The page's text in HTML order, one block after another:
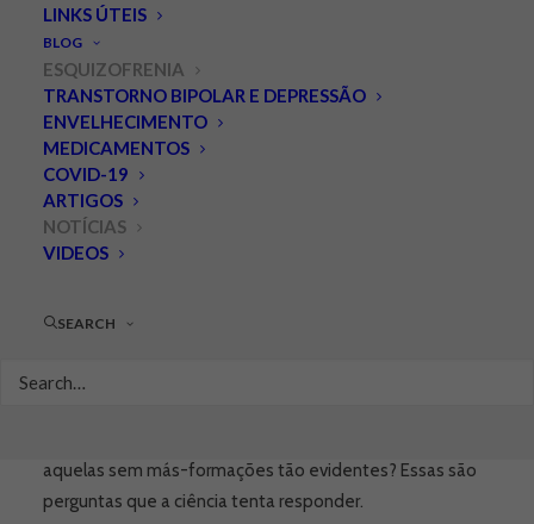
LINKS ÚTEIS
BLOG
ESQUIZOFRENIA
TRANSTORNO BIPOLAR E DEPRESSÃO
ENVELHECIMENTO
MEDICAMENTOS
COVID-19
ARTIGOS
NOTÍCIAS
VIDEOS
SEARCH
Crianças afetadas pelo
Zika podem desenvolver
esquizofrenia ou autismo
quando adultas.
JUNHO 7, 2018
PALMEIRA
máximo três anos hoje — considerando que a maioria das
à urgência do caso, foram muitos os estudos que
aquelas sem más-formações tão evidentes? Essas são
perguntas que a ciência tenta responder.